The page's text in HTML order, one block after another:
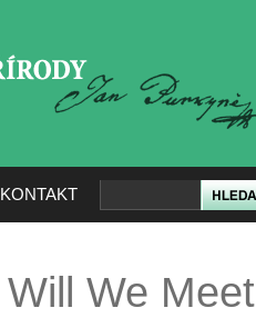
KONTAKT
Will We Meet